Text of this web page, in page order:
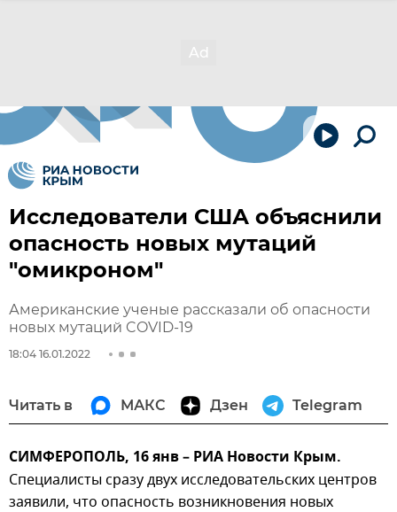
Исследователи США объяснили
опасность новых мутаций
"омикроном"
Американские ученые рассказали об опасности
новых мутаций COVID-19
18:04 16.01.2022
Читать в МАКС Дзен Telegram
СИМФЕРОПОЛЬ, 16 янв – РИА Новости Крым.
Специалисты сразу двух исследовательских центров
заявили, что опасность возникновения новых